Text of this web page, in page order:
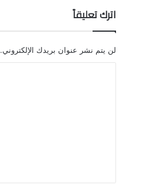
اترك تعليقاً
لن يتم نشر عنوان بريدك الإلكتروني.